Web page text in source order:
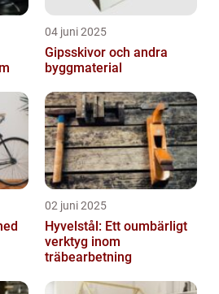
04 juni 2025
Gipsskivor och andra
byggmaterial
02 juni 2025
Hyvelstål: Ett oumbärligt
verktyg inom
träbearbetning